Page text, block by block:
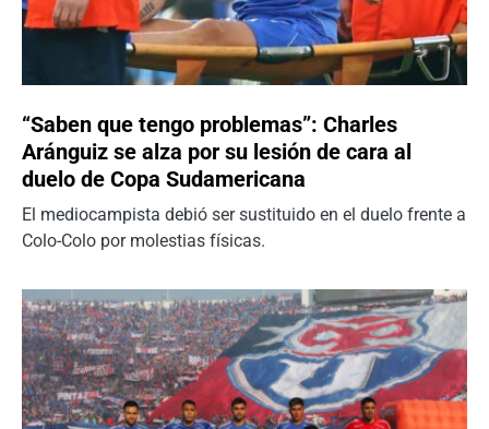
“Saben que tengo problemas”: Charles
Aránguiz se alza por su lesión de cara al
duelo de Copa Sudamericana
El mediocampista debió ser sustituido en el duelo frente a
Colo-Colo por molestias físicas.